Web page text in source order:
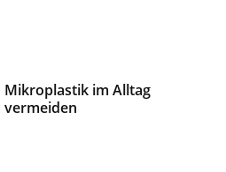
Mikroplastik im Alltag
vermeiden